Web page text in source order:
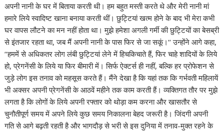
अपनी नानी के घर में बिताया करती थी। हम बहुत मस्ती करते थे और मेरी नानी मां
हमारे लिये स्वादिष्ट खाना बनाया करती थीं। छुट्टियां खत्म होने के बाद भी मेरा कभी
घर वापस लौटने का मन नहीं होता था। मुझे हमेशा अगली गर्मी की छुट्टियों का बेसब्री
से इंतजार रहता था, जब मैं अपनी नानी के पास फिर से जा सकूं।‘‘ उन्होंने आगे कहा,
‘‘हममें से अधिकतर लोग लंबी छुट्टियां लेने में हिचकिचाते हैं, फिर चाहे शादियों के लिये
हो, प्रेगनेंसी के लिये या फिर बीमारी में। सिर्फ ऐक्टर्स ही नहीं, बल्कि हर प्रोफेशन से
जुड़े लोग इस तनाव को महसूस करते हैं। मैंने देखा है कि यहां तक कि गर्भवती महिलायें
भी अक्सर अपनी प्रेगनेंसी के आठवें महीने तक काम करती हैं। व्यक्तिगत तौर पर मुझे
लगता है कि लोगों के लिये अपनी रफ्तार को थोड़ा कम करना और खासतौर से
चुनौतीपूर्ण समय में अपने लिये कुछ समय निकालना बेहद जरूरी है। जिंदगी अपनी
गति से आगे बढ़ती रहती है और भागदौड़ से भरी से इस दुनिया में तनाव-मुक्त रहने के